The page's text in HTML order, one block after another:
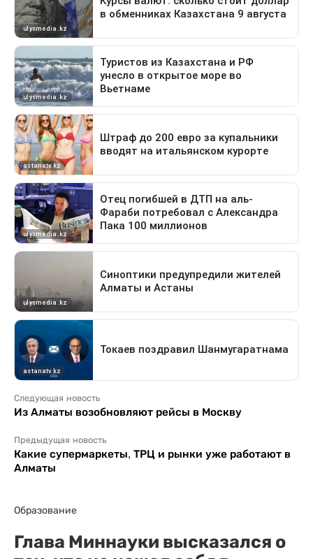
Следующая новость
Из Алматы возобновляют рейсы в Москву
Предыдущая новость
Какие супермаркеты, ТРЦ и рынки уже работают в
Алматы
Образование
Глава Миннауки высказался о